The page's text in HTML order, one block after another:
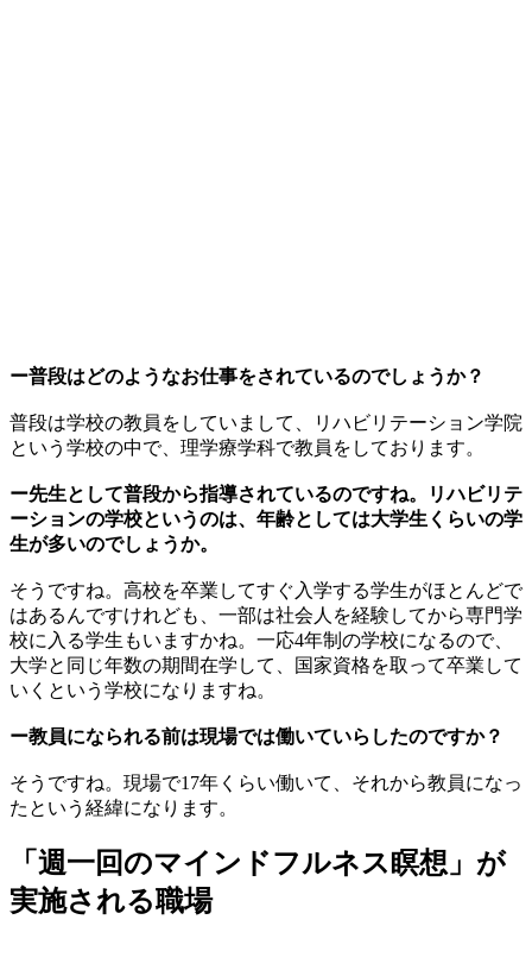
ー普段はどのようなお仕事をされているのでしょうか？
普段は学校の教員をしていまして、リハビリテーション学院
という学校の中で、理学療学科で教員をしております。
ー先生として普段から指導されているのですね。リハビリテ
ーションの学校というのは、年齢としては大学生くらいの学
生が多いのでしょうか。
そうですね。高校を卒業してすぐ入学する学生がほとんどで
はあるんですけれども、一部は社会人を経験してから専門学
校に入る学生もいますかね。一応4年制の学校になるので、
大学と同じ年数の期間在学して、国家資格を取って卒業して
いくという学校になりますね。
ー教員になられる前は現場では働いていらしたのですか？
そうですね。現場で17年くらい働いて、それから教員になっ
たという経緯になります。
「週一回のマインドフルネス瞑想」が
実施される職場